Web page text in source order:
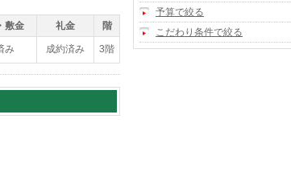
敷金 礼金 階
み 成約済み 3階
予算で絞る
こだわり条件で絞る